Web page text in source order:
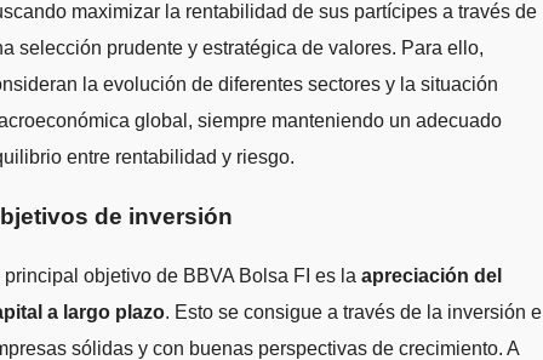
maximizar la rentabilidad de sus partícipes a través de
selección prudente y estratégica de valores. Para ello,
la evolución de diferentes sectores y la situación
global, siempre manteniendo un adecuado
entre rentabilidad y riesgo.
de inversión
principal objetivo de BBVA Bolsa FI es la apreciación del
a largo plazo. Esto se consigue a través de la inversión
sólidas y con buenas perspectivas de crecimiento. A